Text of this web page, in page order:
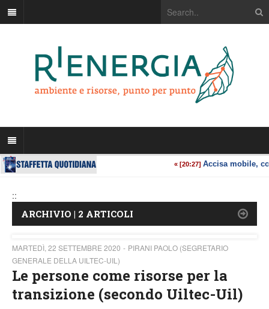
::
ARCHIVIO | 2 ARTICOLI
MARTEDÌ, 22 SETTEMBRE 2020
PIRANI PAOLO (SEGRETARIO
GENERALE DELLA UILTEC-UIL)
Le persone come risorse per la
transizione (secondo Uiltec-Uil)